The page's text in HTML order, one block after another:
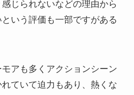
じられないなどの理由から
いう評価も一部ですがある
アも多くアクションシーン
ていて迫力もあり、熱くな